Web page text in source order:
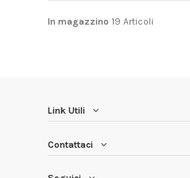
In magazzino 19 Articoli
Link Utili
Contattaci